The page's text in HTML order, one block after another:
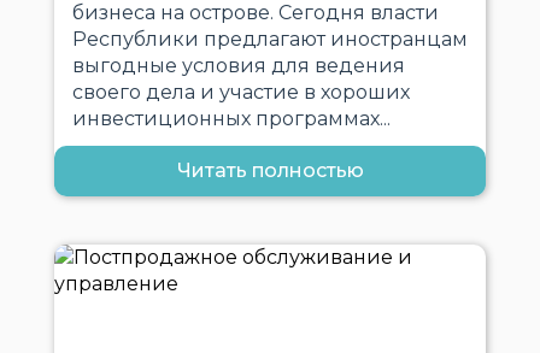
бизнеса на острове. Сегодня власти
Республики предлагают иностранцам
выгодные условия для ведения
своего дела и участие в хороших
инвестиционных программах...
Читать полностью